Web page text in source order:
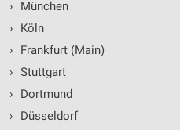
›
München
›
Köln
›
Frankfurt (Main)
› Stuttgart
›
Dortmund
›
Düsseldorf